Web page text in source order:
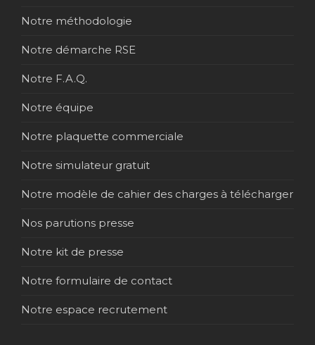
Notre méthodologie
Notre démarche RSE
Notre F.A.Q.
Notre équipe
Notre plaquette commerciale
Notre simulateur gratuit
Notre modèle de cahier des charges à télécharger
Nos parutions presse
Notre kit de presse
Notre formulaire de contact
Notre espace recrutement